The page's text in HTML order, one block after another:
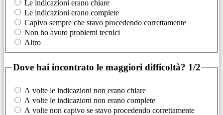
Le indicazioni erano chiare
Le indicazioni erano complete
Capivo sempre che stavo procedendo correttamente
Non ho avuto problemi tecnici
Altro
Dove hai incontrato le maggiori difficoltà? 1/2
A volte le indicazioni non erano chiare
A volte le indicazioni non erano complete
A volte non capivo se stavo procedendo correttamente